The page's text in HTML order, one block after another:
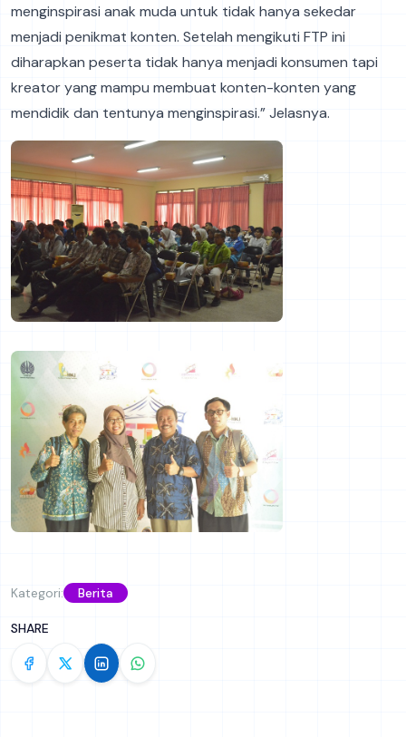
menginspirasi anak muda untuk tidak hanya sekedar
menjadi penikmat konten. Setelah mengikuti FTP ini
diharapkan peserta tidak hanya menjadi konsumen tapi
kreator yang mampu membuat konten-konten yang
mendidik dan tentunya menginspirasi.” Jelasnya.
Kategori: Berita
SHARE